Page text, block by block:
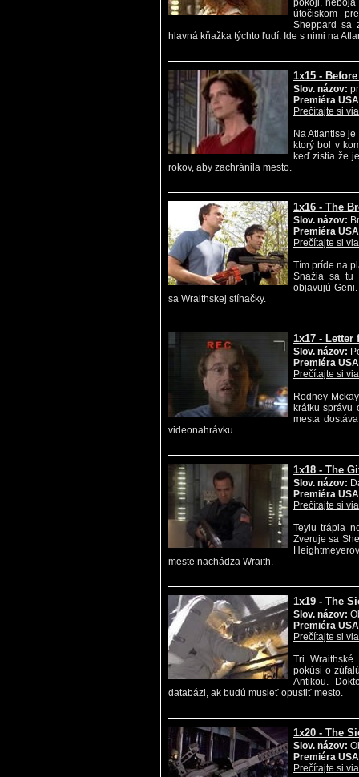
pokoji, neboja
útočiskom
Sheppard sa
hlavná kňažka týchto ľudí. Ide s nimi na
1x15 -
Slov. názov:
Premiéra
Prečítajte si
Na Atlantise
ktorý bol v
keď zistia že
rokov, aby zachránila mesto.
1x16 - The
Slov. názov:
Premiéra
Prečítajte si
Tím príde na
Snažia sa tu
objavujú
sa Wraithskej stíhačky.
1x17 - Letter
Slov. názov:
Premiéra
Prečítajte si
Rodney
krátku správu
mesta
videonahrávku.
1x18 - The
Slov. názov:
Premiéra
Prečítajte si
Teylu trápia
Zveruje sa
meste nachádza Wraith.
1x19 - The
Slov. názov:
Premiéra
Prečítajte si
Tri
pokúsi o
Antikou.
databázi, ak budú musieť opustiť mesto.
1x20 - The
Slov. názov:
Premiéra
Prečítajte si